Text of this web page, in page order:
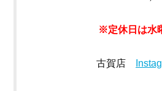
※定休日は水
古賀店